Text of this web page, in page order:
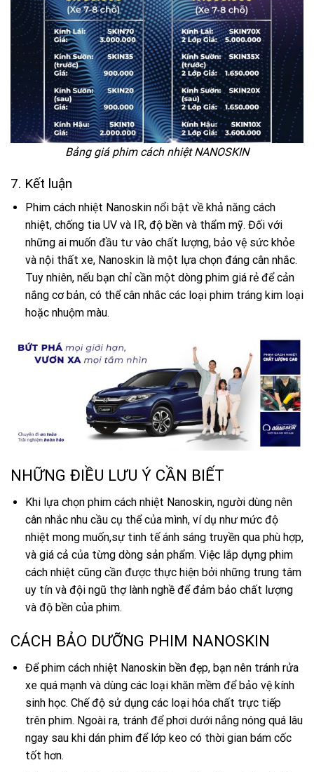
Bảng giá phim cách nhiệt NANOSKIN
7. Kết luận
Phim cách nhiệt Nanoskin nổi bật về khả năng cách
nhiệt, chống tia UV và IR, độ bền và thẩm mỹ. Đối với
những ai muốn đầu tư vào chất lượng, bảo vệ sức khỏe
và nội thất xe, Nanoskin là một lựa chọn đáng cân nhắc.
Tuy nhiên, nếu bạn chỉ cần một dòng phim giá rẻ để cản
nắng cơ bản, có thể cân nhắc các loại phim tráng kim loại
hoặc nhuộm màu.
NHỮNG ĐIỀU LƯU Ý CẦN BIẾT
Khi lựa chọn phim cách nhiệt Nanoskin, người dùng nên
cân nhắc nhu cầu cụ thể của mình, ví dụ như mức độ
nhiệt mong muốn,sự tinh tế ánh sáng truyền qua phù hợp,
và giá cả của từng dòng sản phẩm. Việc lắp dựng phim
cách nhiệt cũng cần được thực hiện bởi những trung tâm
uy tín và đội ngũ thợ lành nghề để đảm bảo chất lượng
và độ bền của phim.
CÁCH BẢO DƯỠNG PHIM NANOSKIN
Để phim cách nhiệt Nanoskin bền đẹp, bạn nên tránh rửa
xe quá mạnh và dùng các loại khăn mềm để bảo vệ kính
sinh học. Chế độ sử dụng các loại hóa chất trực tiếp
trên phim. Ngoài ra, tránh để phơi dưới nắng nóng quá lâu
ngay sau khi dán phim để lớp keo có thời gian bám cốc
tốt hơn.